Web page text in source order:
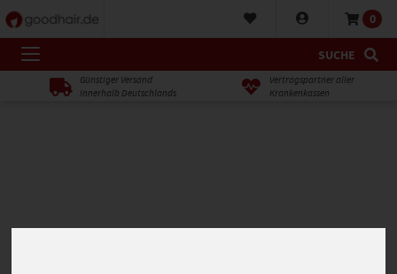
0
SUCHE
Günstiger Versand
innerhalb Deutschlands
Vertragspartner aller
Krankenkassen